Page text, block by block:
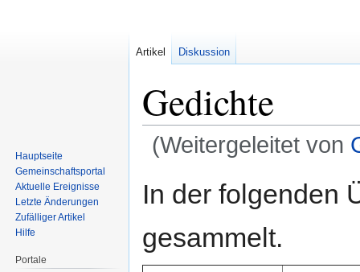
Gedichte
(Weitergeleitet von
Navigation
Suche
In der folgenden
gesammelt.
Artikel Diskussion
Hauptseite
Gemeinschafts­portal
Aktuelle Ereignisse
Letzte Änderungen
Zufälliger Artikel
Hilfe
Portale